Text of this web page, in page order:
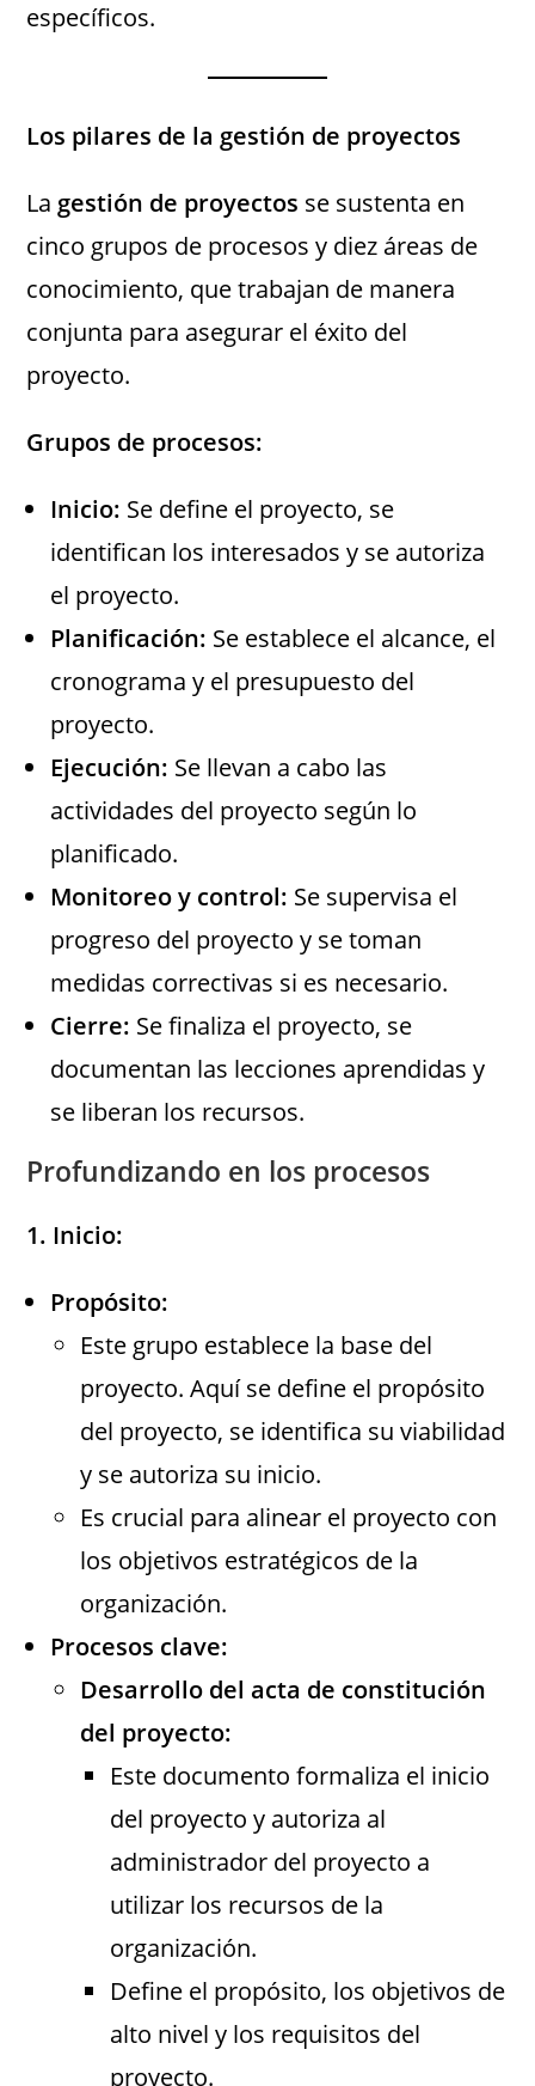
específicos.
Los pilares de la gestión de proyectos
La gestión de proyectos se sustenta en
cinco grupos de procesos y diez áreas de
conocimiento, que trabajan de manera
conjunta para asegurar el éxito del
proyecto.
Grupos de procesos:
Inicio: Se define el proyecto, se
identifican los interesados y se autoriza
el proyecto.
Planificación: Se establece el alcance, el
cronograma y el presupuesto del
proyecto.
Ejecución: Se llevan a cabo las
actividades del proyecto según lo
planificado.
Monitoreo y control: Se supervisa el
progreso del proyecto y se toman
medidas correctivas si es necesario.
Cierre: Se finaliza el proyecto, se
documentan las lecciones aprendidas y
se liberan los recursos.
Profundizando en los procesos
1. Inicio:
Propósito:
Este grupo establece la base del
proyecto. Aquí se define el propósito
del proyecto, se identifica su viabilidad
y se autoriza su inicio.
Es crucial para alinear el proyecto con
los objetivos estratégicos de la
organización.
Procesos clave:
Desarrollo del acta de constitución
del proyecto:
Este documento formaliza el inicio
del proyecto y autoriza al
administrador del proyecto a
utilizar los recursos de la
organización.
Define el propósito, los objetivos de
alto nivel y los requisitos del
proyecto.